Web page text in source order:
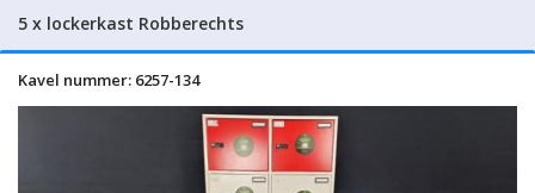
5 x lockerkast Robberechts
Kavel nummer: 6257-134